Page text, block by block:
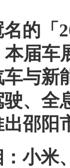
的「
届车
与新
、全
邵阳
小米